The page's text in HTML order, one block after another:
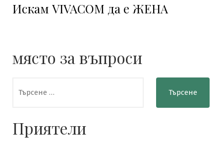
post:
Искам VIVACOM да е ЖЕНА
място за въпроси
за:
Приятели